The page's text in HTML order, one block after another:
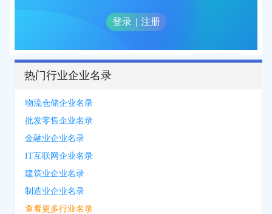
登录 | 注册
热门行业企业名录
物流仓储企业名录
批发零售企业名录
金融业企业名录
IT互联网企业名录
建筑业企业名录
制造业企业名录
查看更多行业名录